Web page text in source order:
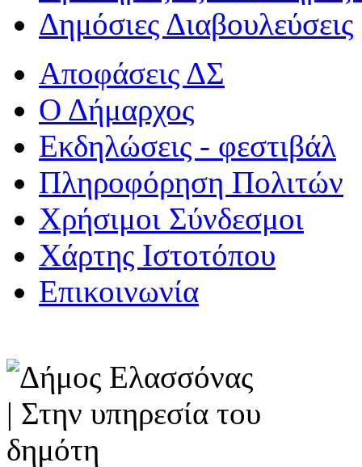
Δημόσιες Διαβουλεύσεις
Αποφάσεις ΔΣ
Ο Δήμαρχος
Εκδηλώσεις - φεστιβάλ
Πληροφόρηση Πολιτών
Χρήσιμοι Σύνδεσμοι
Χάρτης Ιστοτόπου
Επικοινωνία